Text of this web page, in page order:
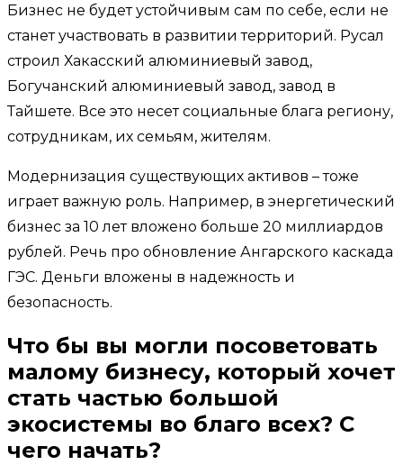
Бизнес не будет устойчивым сам по себе, если не
станет участвовать в развитии территорий. Русал
строил Хакасский алюминиевый завод,
Богучанский алюминиевый завод, завод в
Тайшете. Все это несет социальные блага региону,
сотрудникам, их семьям, жителям.
Модернизация существующих активов – тоже
играет важную роль. Например, в энергетический
бизнес за 10 лет вложено больше 20 миллиардов
рублей. Речь про обновление Ангарского каскада
ГЭС. Деньги вложены в надежность и
безопасность.
Что бы вы могли посоветовать
малому бизнесу, который хочет
стать частью большой
экосистемы во благо всех? С
чего начать?